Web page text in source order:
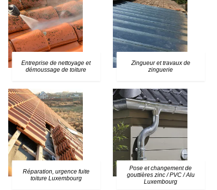
Entreprise de nettoyage et
démoussage de toiture
Zingueur et travaux de
zinguerie
Réparation, urgence fuite
toiture Luxembourg
Pose et changement de
gouttières zinc / PVC / Alu
Luxembourg